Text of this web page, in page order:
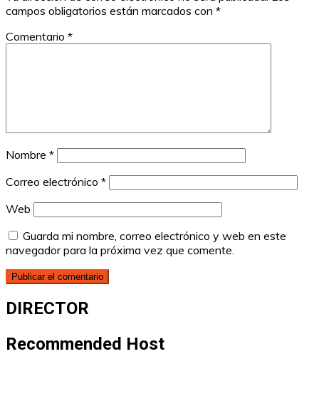
campos obligatorios están marcados con *
Comentario *
Nombre *
Correo electrónico *
Web
Guarda mi nombre, correo electrónico y web en este
navegador para la próxima vez que comente.
DIRECTOR
Recommended Host